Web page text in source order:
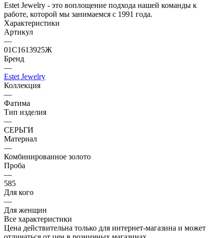
Estet Jewelry - это воплощение подхода нашей команды к
работе, которой мы занимаемся с 1991 года.
Характеристики
Артикул
—
01С1613925Ж
Бренд
—
Estet Jewelry
Коллекция
—
Фатима
Тип изделия
—
СЕРЬГИ
Материал
—
Комбинированное золото
Проба
—
585
Для кого
—
Для женщин
Все характеристики
Цена действительна только для интернет-магазина и может